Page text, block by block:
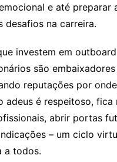
e até preparar
desafios na carreira.
investem em
são
reputações por
adeus é respeitoso, fica
abrir portas
– um ciclo
a todos.